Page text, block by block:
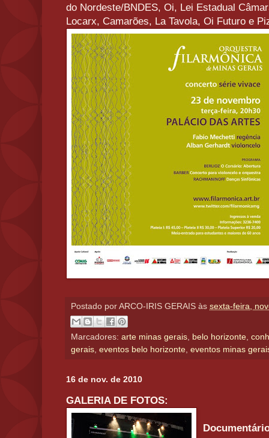
do Nordeste/BNDES, Oi, Lei Estadual
Locarx, Camarões, La Tavola, Oi Futuro e
Postado por ARCO-IRIS GERAIS às sexta-feira,
Marcadores: arte minas gerais, belo horizonte,
gerais, eventos belo horizonte, eventos minas
16 de nov. de 2010
GALERIA DE FOTOS: